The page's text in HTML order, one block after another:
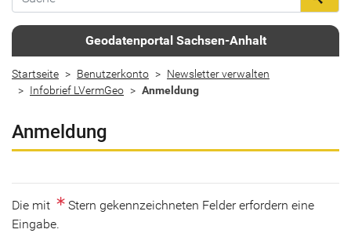
Geodatenportal Sachsen-Anhalt
Startseite Benutzerkonto
Newsletter verwalten
Infobrief LVermGeo
Anmeldung
Anmeldung
Die mit
Stern gekennzeichneten Felder erfordern eine
Eingabe.